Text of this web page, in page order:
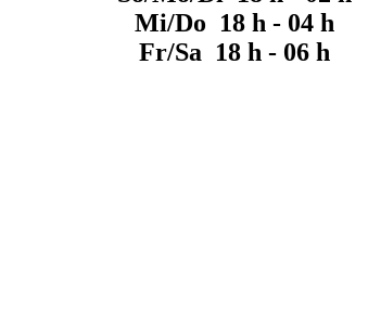
Mi/Do 18 h - 04 h
Fr/Sa 18 h - 06 h